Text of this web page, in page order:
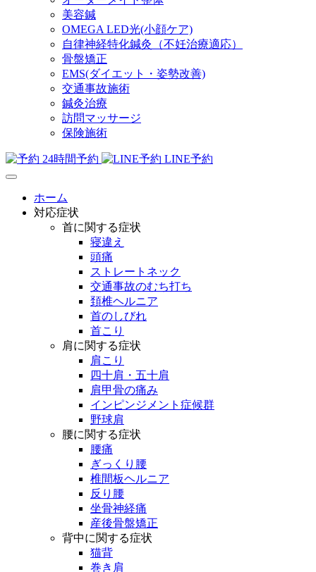
美容鍼
OMEGA LED光(小顔ケア)
自律神経特化鍼灸（不妊治療適応）
骨盤矯正
EMS(ダイエット・姿勢改善)
交通事故施術
鍼灸治療
訪問マッサージ
保険施術
24時間予約 LINE予約
ホーム
対応症状
首に関する症状
寝違え
頭痛
ストレートネック
交通事故のむち打ち
頚椎ヘルニア
首のしびれ
首こり
肩に関する症状
肩こり
四十肩・五十肩
肩甲骨の痛み
インピンジメント症候群
野球肩
腰に関する症状
腰痛
ぎっくり腰
椎間板ヘルニア
反り腰
坐骨神経痛
産後骨盤矯正
背中に関する症状
猫背
巻き肩